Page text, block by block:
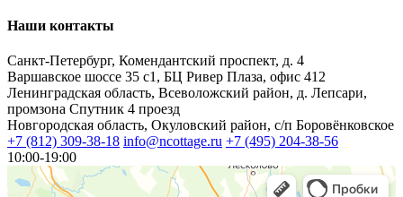
Наши контакты
Санкт-Петербург, Комендантский проспект, д. 4
Варшавское шоссе 35 с1, БЦ Ривер Плаза, офис 412
Ленинградская область, Всеволожский район, д. Лепсари,
промзона Спутник 4 проезд
Новгородская область, Окуловский район, с/п Боровёнковское
+7 (812) 309-38-18 info@ncottage.ru +7 (495) 204-38-56
10:00-19:00